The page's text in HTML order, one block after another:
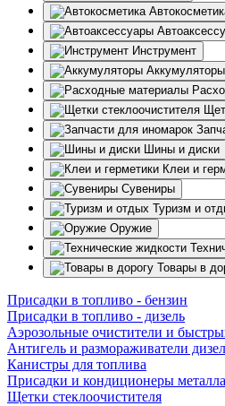
Инструмент
Аккумуляторы
Шины и диски
Клеи и
Сувениры
Туризм и
Оружие
Товары в
Присадки в топливо - бензин
Присадки в топливо - дизель
Аэрозольные очистители и
Антигель и размораживатели
Канистры для топлива
Присадки и кондиционеры
Щетки стеклоочистителя